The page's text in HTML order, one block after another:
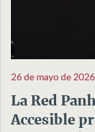
26 de mayo de 2026
La Red
Accesible